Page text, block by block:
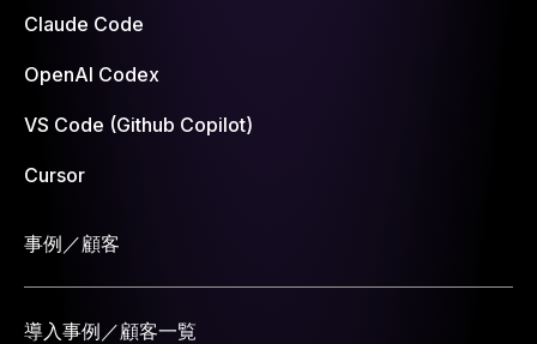
Claude Code
OpenAI Codex
VS Code (Github Copilot)
Cursor
事例／顧客
導入事例／顧客一覧